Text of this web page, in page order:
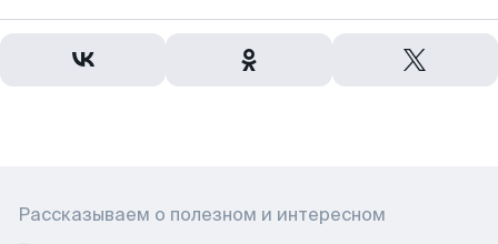
Рассказываем о полезном и интересном